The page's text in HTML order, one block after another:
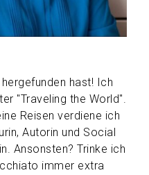
hast! Ich
"Traveling the World".
Reisen verdiene ich
Autorin und Social
Ansonsten? Trinke ich
immer extra